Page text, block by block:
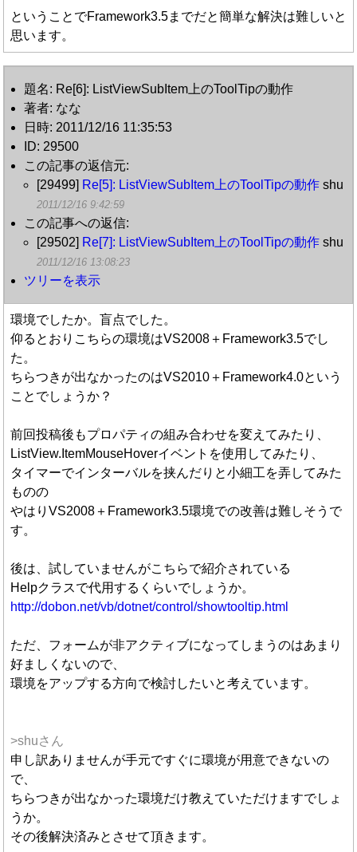
ということでFramework3.5までだと簡単な解決は難しいと
思います。
題名: Re[6]: ListViewSubItem上のToolTipの動作
著者: なな
日時: 2011/12/16 11:35:53
ID: 29500
この記事の返信元:
[29499] Re[5]: ListViewSubItem上のToolTipの動作 shu
2011/12/16 9:42:59
この記事への返信:
[29502] Re[7]: ListViewSubItem上のToolTipの動作 shu
2011/12/16 13:08:23
ツリーを表示
環境でしたか。盲点でした。
仰るとおりこちらの環境はVS2008＋Framework3.5でし
た。
ちらつきが出なかったのはVS2010＋Framework4.0という
ことでしょうか？
前回投稿後もプロパティの組み合わせを変えてみたり、
ListView.ItemMouseHoverイベントを使用してみたり、
タイマーでインターバルを挟んだりと小細工を弄してみた
ものの
やはりVS2008＋Framework3.5環境での改善は難しそうで
す。
後は、試していませんがこちらで紹介されている
Helpクラスで代用するくらいでしょうか。
http://dobon.net/vb/dotnet/control/showtooltip.html
ただ、フォームが非アクティブになってしまうのはあまり
好ましくないので、
環境をアップする方向で検討したいと考えています。
>shuさん
申し訳ありませんが手元ですぐに環境が用意できないの
で、
ちらつきが出なかった環境だけ教えていただけますでしょ
うか。
その後解決済みとさせて頂きます。